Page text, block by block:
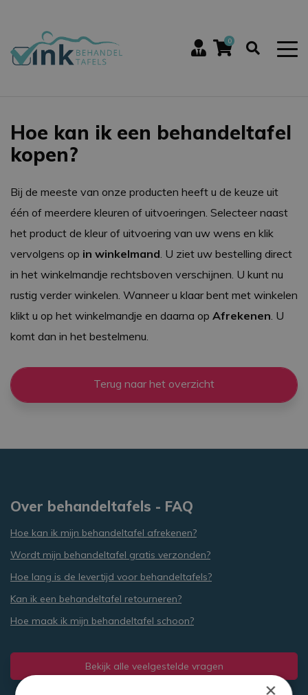
0
Hoe kan ik een behandeltafel
kopen?
Bij de meeste van onze producten heeft u de keuze uit
één of meerdere kleuren of uitvoeringen. Selecteer naast
het product de kleur of uitvoering van uw wens en klik
vervolgens op in winkelmand. U ziet uw bestelling direct
in het winkelmandje rechtsboven verschijnen. U kunt nu
rustig verder winkelen. Wanneer u klaar bent met winkelen
klikt u op het winkelmandje en daarna op Afrekenen. U
komt dan in het bestelmenu.
Terug naar het overzicht
Over behandeltafels - FAQ
Hoe kan ik mijn behandeltafel afrekenen?
Wordt mijn behandeltafel gratis verzonden?
Hoe lang is de levertijd voor behandeltafels?
Kan ik een behandeltafel retourneren?
Hoe maak ik mijn behandeltafel schoon?
Bekijk alle veelgestelde vragen
×